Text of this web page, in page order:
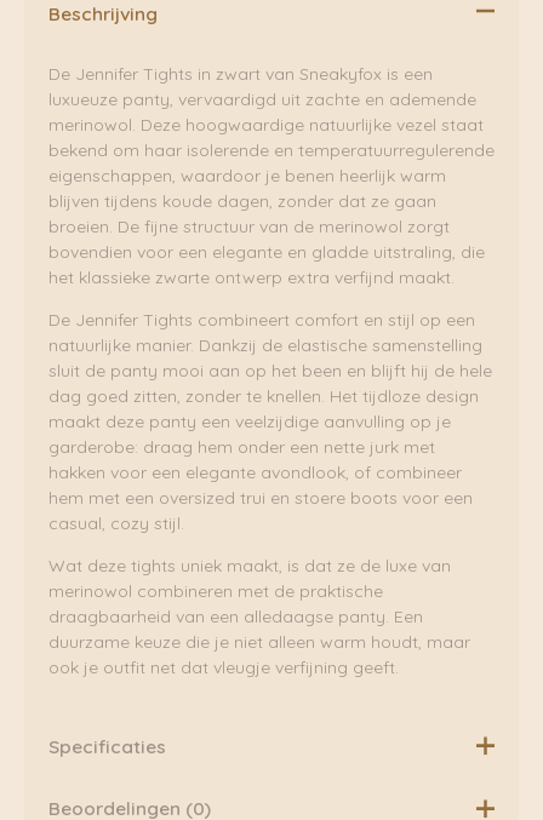
Beschrijving
De Jennifer Tights in zwart van Sneakyfox is een
luxueuze panty, vervaardigd uit zachte en ademende
merinowol. Deze hoogwaardige natuurlijke vezel staat
bekend om haar isolerende en temperatuurregulerende
eigenschappen, waardoor je benen heerlijk warm
blijven tijdens koude dagen, zonder dat ze gaan
broeien. De fijne structuur van de merinowol zorgt
bovendien voor een elegante en gladde uitstraling, die
het klassieke zwarte ontwerp extra verfijnd maakt.
De Jennifer Tights combineert comfort en stijl op een
natuurlijke manier. Dankzij de elastische samenstelling
sluit de panty mooi aan op het been en blijft hij de hele
dag goed zitten, zonder te knellen. Het tijdloze design
maakt deze panty een veelzijdige aanvulling op je
garderobe: draag hem onder een nette jurk met
hakken voor een elegante avondlook, of combineer
hem met een oversized trui en stoere boots voor een
casual, cozy stijl.
Wat deze tights uniek maakt, is dat ze de luxe van
merinowol combineren met de praktische
draagbaarheid van een alledaagse panty. Een
duurzame keuze die je niet alleen warm houdt, maar
ook je outfit net dat vleugje verfijning geeft.
Specificaties
Materiaal: 100% Merinowol
Beoordelingen (0)